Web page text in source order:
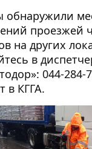
обнаружили
проезжей
на других
в
044-284-
в КГГА.